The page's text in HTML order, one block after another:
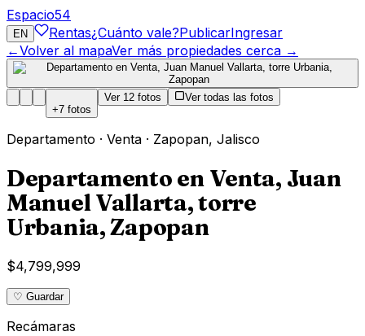
Espacio54
EN Rentas¿Cuánto vale?PublicarIngresar
←Volver al mapaVer más propiedades cerca →
+7 fotos
Ver 12 fotos Ver todas las fotos
Departamento · Venta · Zapopan, Jalisco
Departamento en Venta, Juan
Manuel Vallarta, torre
Urbania, Zapopan
$4,799,999
♡ Guardar
Recámaras